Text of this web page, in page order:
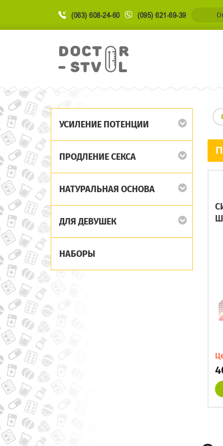
(063) 608-24-60 (095) 621-69-39
УСИЛЕНИЕ ПОТЕНЦИИ
ПРОДЛЕНИЕ СЕКСА
НАТУРАЛЬНАЯ ОСНОВА
ДЛЯ ДЕВУШЕК
НАБОРЫ